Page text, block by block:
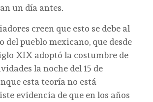
un día antes.
creen que esto se debe al
del pueblo mexicano, que desde
XIX adoptó la costumbre de
la noche del 15 de
esta teoría no está
evidencia de que en los años